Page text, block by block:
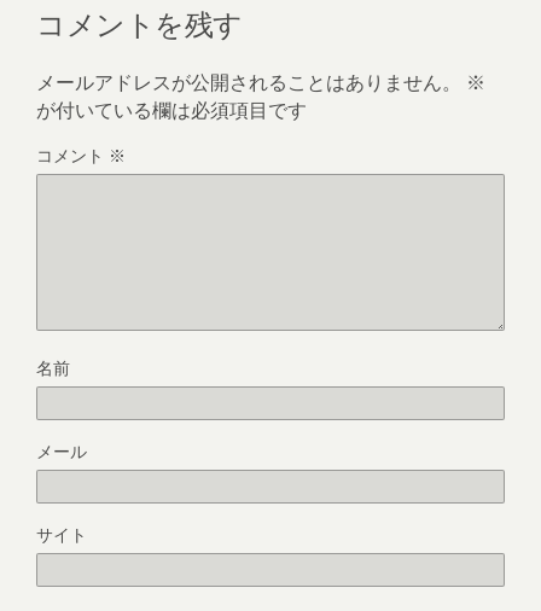
コメントを残す
メールアドレスが公開されることはありません。
※
が付いている欄は必須項目です
コメント ※
名前
メール
サイト